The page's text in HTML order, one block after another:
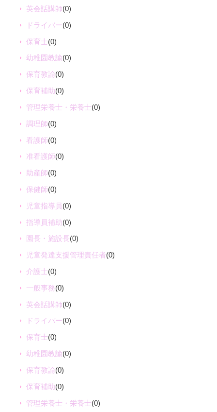
英会話講師(0)
ドライバー(0)
保育士(0)
幼稚園教諭(0)
保育教諭(0)
保育補助(0)
管理栄養士・栄養士(0)
調理師(0)
看護師(0)
准看護師(0)
助産師(0)
保健師(0)
児童指導員(0)
指導員補助(0)
園長・施設長(0)
児童発達支援管理責任者(0)
介護士(0)
一般事務(0)
英会話講師(0)
ドライバー(0)
保育士(0)
幼稚園教諭(0)
保育教諭(0)
保育補助(0)
管理栄養士・栄養士(0)